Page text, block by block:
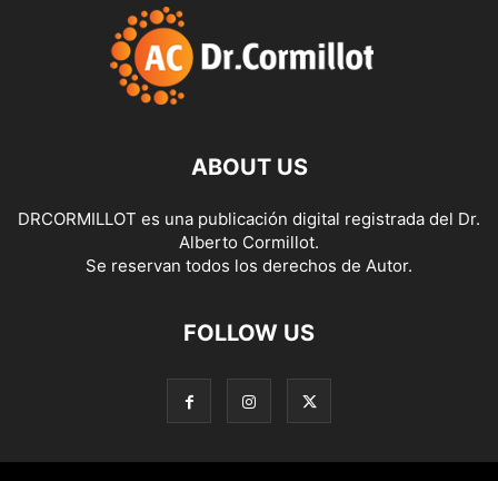
ABOUT US
DRCORMILLOT es una publicación digital registrada del Dr.
Alberto Cormillot.
Se reservan todos los derechos de Autor.
FOLLOW US